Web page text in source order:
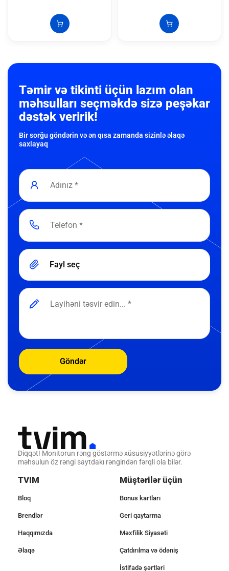
Təmir və tikinti üçün lazım olan
məhsulları seçməkdə sizə peşəkar
dəstək veririk!
Bir sorğu göndərin və ən qısa zamanda sizinlə əlaqə
saxlayaq
Fayl seç
Göndər
Diqqət! Monitorun rəng göstərmə xüsusiyyətlərinə görə
məhsulun öz rəngi saytdakı rəngindən fərqli ola bilər.
TVIM
Bloq
Brendlər
Haqqımızda
Əlaqə
Müştərilər üçün
Bonus kartları
Geri qaytarma
Məxfilik Siyasəti
Çatdırılma və ödəniş
İstifadə şərtləri